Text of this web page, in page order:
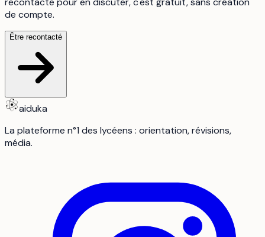
de compte.
Être recontacté
aiduka
La plateforme n°1 des lycéens : orientation, révisions,
média.